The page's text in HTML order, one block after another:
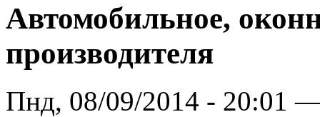
Автомобильное,
производителя
Пнд, 08/09/2014 - 20:01